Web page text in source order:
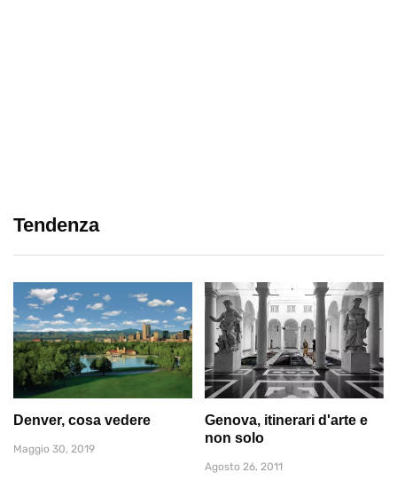
Tendenza
Denver, cosa vedere
Maggio 30, 2019
Genova, itinerari d'arte e
non solo
Agosto 26, 2011